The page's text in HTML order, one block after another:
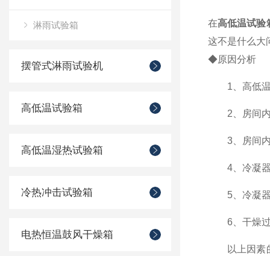
淋雨试验箱
摆管式淋雨试验机
高低温试验箱
高低温湿热试验箱
冷热冲击试验箱
电热恒温鼓风干燥箱
在高低温试验
这不是什么大
◆原因分析
1、高低温
2、房间内
3、房间内
4、冷凝器
5、冷凝器
6、干燥过
以上因素的